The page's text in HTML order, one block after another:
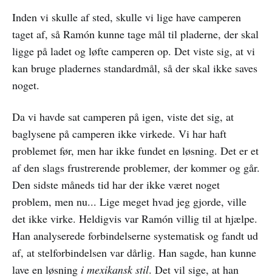
Inden vi skulle af sted, skulle vi lige have camperen
taget af, så Ramón kunne tage mål til pladerne, der skal
ligge på ladet og løfte camperen op. Det viste sig, at vi
kan bruge pladernes standardmål, så der skal ikke saves
noget.
Da vi havde sat camperen på igen, viste det sig, at
baglysene på camperen ikke virkede. Vi har haft
problemet før, men har ikke fundet en løsning. Det er et
af den slags frustrerende problemer, der kommer og går.
Den sidste måneds tid har der ikke været noget
problem, men nu... Lige meget hvad jeg gjorde, ville
det ikke virke. Heldigvis var Ramón villig til at hjælpe.
Han analyserede forbindelserne systematisk og fandt ud
af, at stelforbindelsen var dårlig. Han sagde, han kunne
lave en løsning i mexikansk stil. Det vil sige, at han